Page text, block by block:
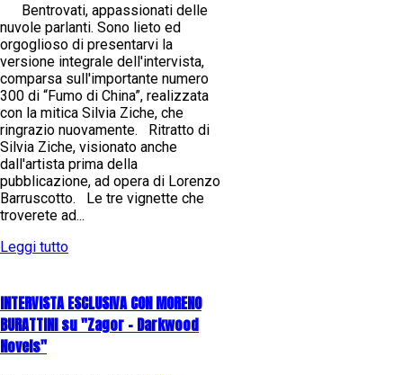
Bentrovati, appassionati delle
nuvole parlanti. Sono lieto ed
orgoglioso di presentarvi la
versione integrale dell'intervista,
comparsa sull'importante numero
300 di “Fumo di China”, realizzata
con la mitica Silvia Ziche, che
ringrazio nuovamente. Ritratto di
Silvia Ziche, visionato anche
dall'artista prima della
pubblicazione, ad opera di Lorenzo
Barruscotto. Le tre vignette che
troverete ad...
Leggi tutto
INTERVISTA ESCLUSIVA CON MORENO
BURATTINI su "Zagor - Darkwood
Novels"